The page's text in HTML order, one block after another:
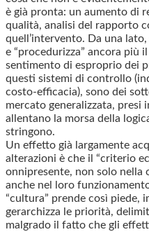
è già pronta: un aumento di
qualità, analisi del rapporto
quell’intervento. Da una
e “procedurizza” ancora più
sentimento di esproprio dei
questi sistemi di controllo
costo-efficacia), sono dei
mercato generalizzata, presi
allentano la morsa della
stringono.
Un effetto già largamente
alterazioni è che il “criterio
onnipresente, non solo nella
anche nel loro
“cultura” prende così piede,
gerarchizza le priorità,
malgrado il fatto che gli